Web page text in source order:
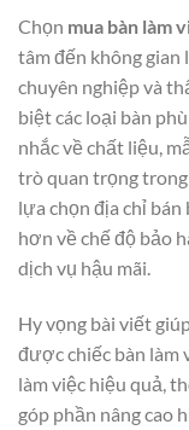
Chọn mua bàn làm
tâm đến không gian
chuyên nghiệp và
biệt các loại bàn
nhắc về chất liệu,
trò quan trọng
lựa chọn địa chỉ bán
hơn về chế độ bảo
dịch vụ hậu mãi.
Hy vọng bài viết
được chiếc bàn làm
làm việc hiệu quả,
góp phần nâng cao